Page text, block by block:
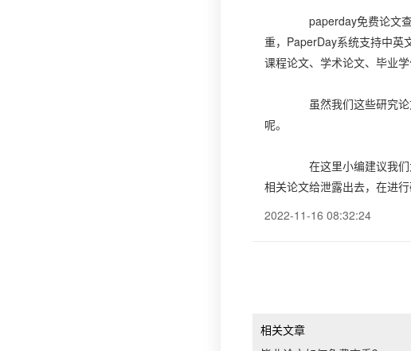
paperday免费论文查
重，PaperDay系统支持中英
课程论文、学术论文、毕业
虽然我们这些研究论
呢。
在这里小编建议我们
相关论文给泄露出去，在进
2022-11-16 08:32:24
相关文章